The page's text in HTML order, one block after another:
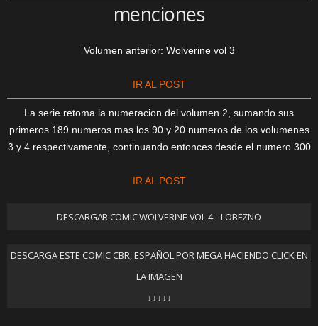
menciones
Volumen anterior: Wolverine vol 3
IR AL POST
La serie retoma la numeracion del volumen 2, sumando sus
primeros 189 numeros mas los 90 y 20 numeros de los volumenes
3 y 4 respectivamente, continuando entonces desde el numero 300
IR AL POST
DESCARGAR COMIC WOLVERINE VOL 4 – LOBEZNO
DESCARGA ESTE COMIC CBR, ESPAÑOL POR MEGA HACIENDO CLICK EN
LA IMAGEN
↓↓↓↓↓